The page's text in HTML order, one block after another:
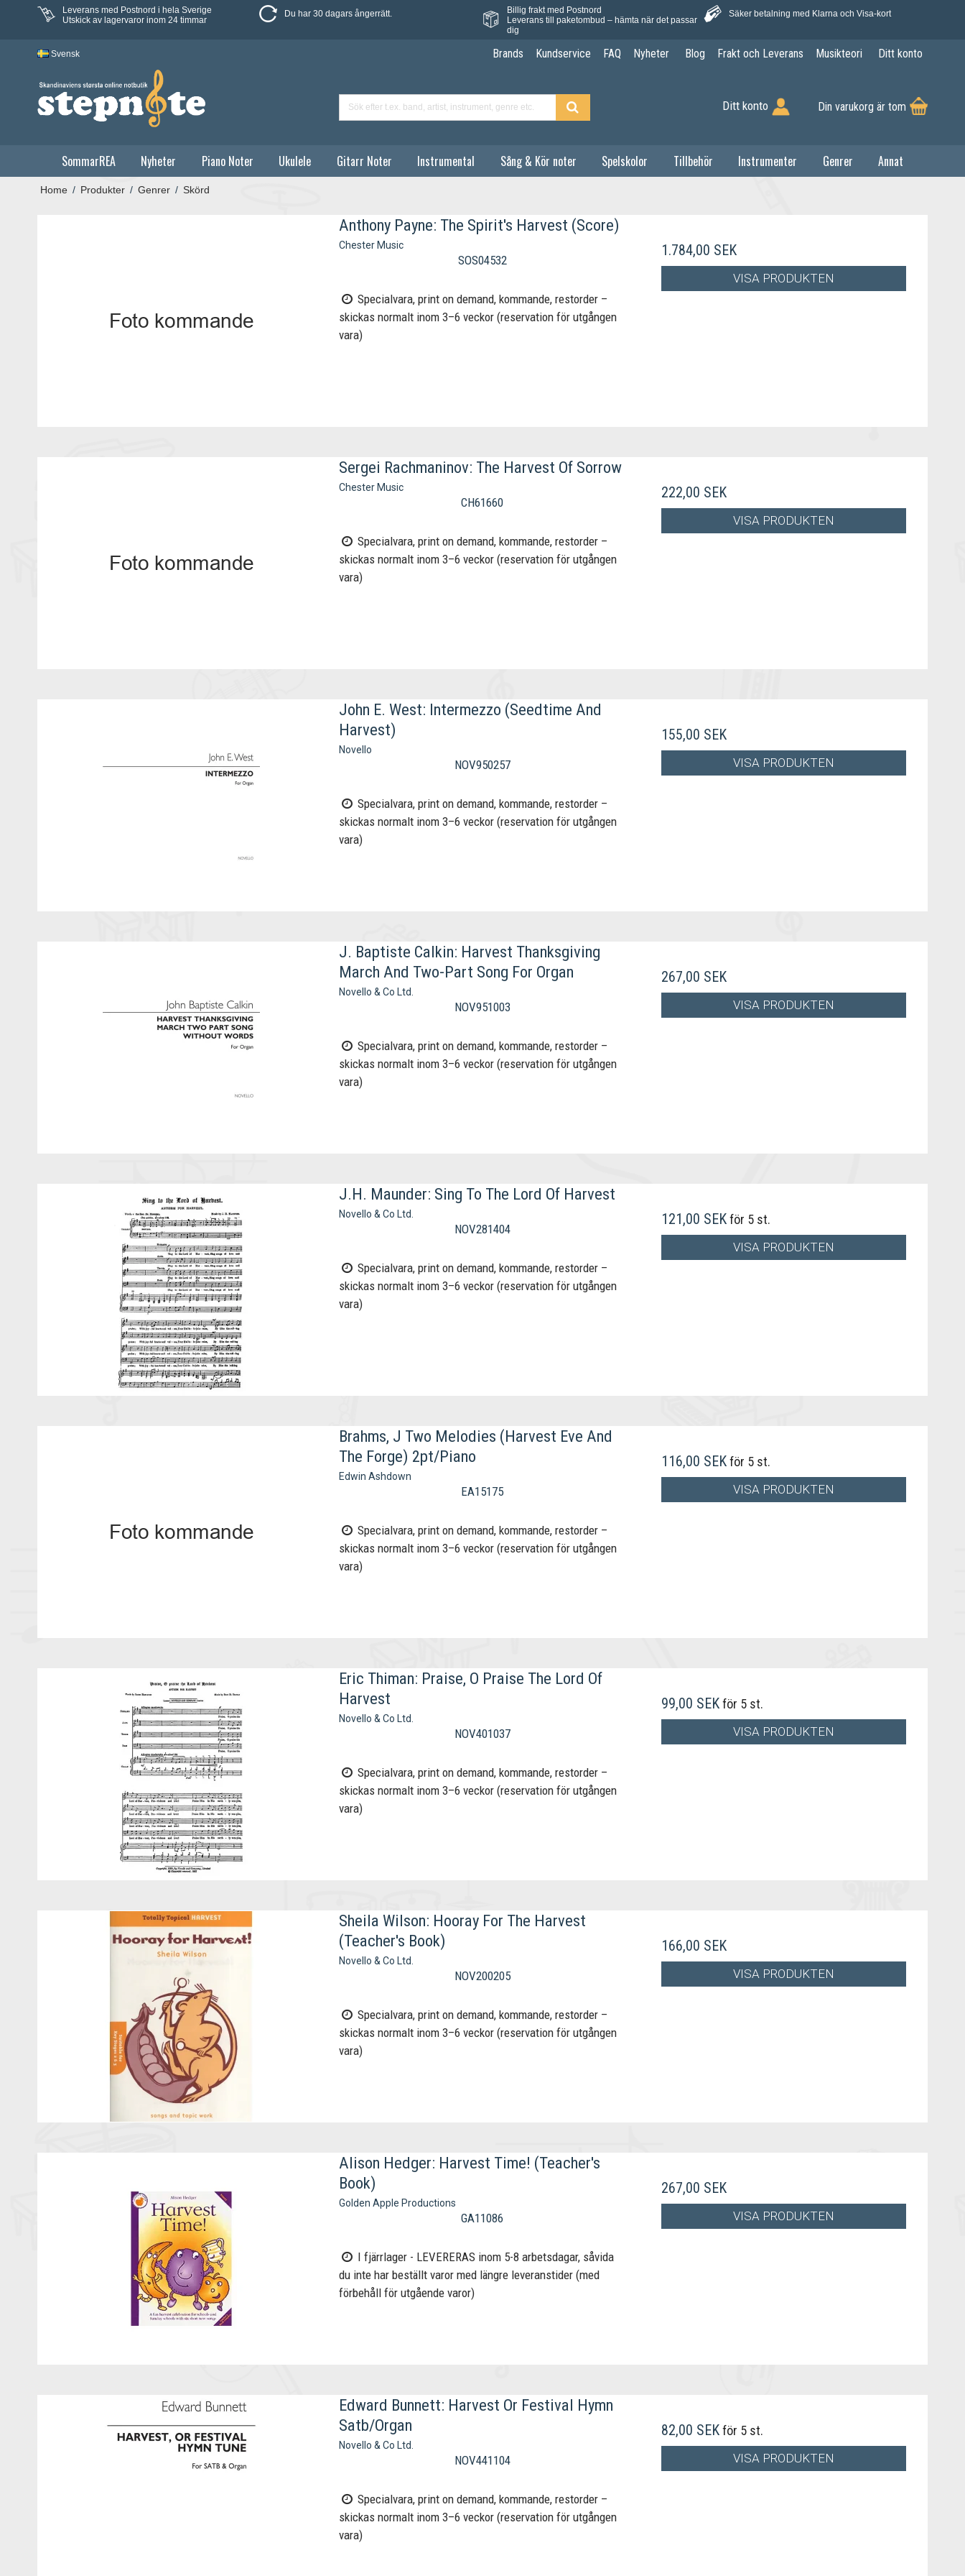
Leverans med Postnord i hela Sverige
Utskick av lagervaror inom 24 timmar
Du har 30 dagars ångerrätt.
Billig frakt med Postnord
Leverans till paketombud – hämta när det passar
dig
Säker betalning med Klarna och Visa-kort
Svensk Brands Kundservice FAQ Nyheter Blog Frakt och Leverans Musikteori Ditt konto
Ditt konto Din varukorg är tom
SommarREA Nyheter Piano Noter Ukulele Gitarr Noter Instrumental Sång & Kör noter Spelskolor Tillbehör Instrumenter Genrer Annat
Home / Produkter / Genrer / Skörd
Anthony Payne: The Spirit's Harvest (Score)
Chester Music
SOS04532
Specialvara, print on demand, kommande, restorder –
skickas normalt inom 3–6 veckor (reservation för utgången
vara)
1.784,00 SEK
VISA PRODUKTEN
Sergei Rachmaninov: The Harvest Of Sorrow
Chester Music
CH61660
Specialvara, print on demand, kommande, restorder –
skickas normalt inom 3–6 veckor (reservation för utgången
vara)
222,00 SEK
VISA PRODUKTEN
John E. West: Intermezzo (Seedtime And
Harvest)
Novello
NOV950257
Specialvara, print on demand, kommande, restorder –
skickas normalt inom 3–6 veckor (reservation för utgången
vara)
155,00 SEK
VISA PRODUKTEN
J. Baptiste Calkin: Harvest Thanksgiving
March And Two-Part Song For Organ
Novello & Co Ltd.
NOV951003
Specialvara, print on demand, kommande, restorder –
skickas normalt inom 3–6 veckor (reservation för utgången
vara)
267,00 SEK
VISA PRODUKTEN
J.H. Maunder: Sing To The Lord Of Harvest
Novello & Co Ltd.
NOV281404
Specialvara, print on demand, kommande, restorder –
skickas normalt inom 3–6 veckor (reservation för utgången
vara)
121,00 SEKför 5 st.
VISA PRODUKTEN
Brahms, J Two Melodies (Harvest Eve And
The Forge) 2pt/Piano
Edwin Ashdown
EA15175
Specialvara, print on demand, kommande, restorder –
skickas normalt inom 3–6 veckor (reservation för utgången
vara)
116,00 SEKför 5 st.
VISA PRODUKTEN
Eric Thiman: Praise, O Praise The Lord Of
Harvest
Novello & Co Ltd.
NOV401037
Specialvara, print on demand, kommande, restorder –
skickas normalt inom 3–6 veckor (reservation för utgången
vara)
99,00 SEKför 5 st.
VISA PRODUKTEN
Sheila Wilson: Hooray For The Harvest
(Teacher's Book)
Novello & Co Ltd.
NOV200205
Specialvara, print on demand, kommande, restorder –
skickas normalt inom 3–6 veckor (reservation för utgången
vara)
166,00 SEK
VISA PRODUKTEN
Alison Hedger: Harvest Time! (Teacher's
Book)
Golden Apple Productions
GA11086
I fjärrlager - LEVERERAS inom 5-8 arbetsdagar, såvida
du inte har beställt varor med längre leveranstider (med
förbehåll för utgående varor)
267,00 SEK
VISA PRODUKTEN
Edward Bunnett: Harvest Or Festival Hymn
Satb/Organ
Novello & Co Ltd.
NOV441104
Specialvara, print on demand, kommande, restorder –
skickas normalt inom 3–6 veckor (reservation för utgången
vara)
82,00 SEKför 5 st.
VISA PRODUKTEN